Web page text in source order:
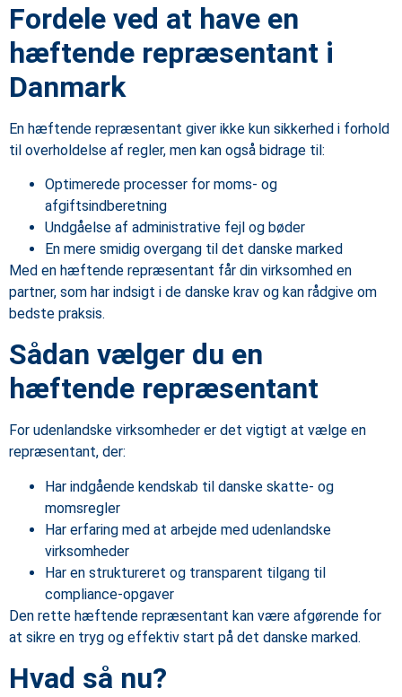
Fordele ved at have en
hæftende repræsentant i
Danmark
En hæftende repræsentant giver ikke kun sikkerhed i forhold
til overholdelse af regler, men kan også bidrage til:
Optimerede processer for moms- og
afgiftsindberetning
Undgåelse af administrative fejl og bøder
En mere smidig overgang til det danske marked
Med en hæftende repræsentant får din virksomhed en
partner, som har indsigt i de danske krav og kan rådgive om
bedste praksis.
Sådan vælger du en
hæftende repræsentant
For udenlandske virksomheder er det vigtigt at vælge en
repræsentant, der:
Har indgående kendskab til danske skatte- og
momsregler
Har erfaring med at arbejde med udenlandske
virksomheder
Har en struktureret og transparent tilgang til
compliance-opgaver
Den rette hæftende repræsentant kan være afgørende for
at sikre en tryg og effektiv start på det danske marked.
Hvad så nu?